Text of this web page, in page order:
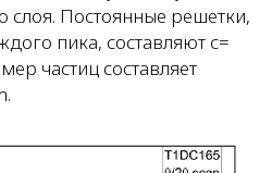
слоя. Постоянные решетки,
пика, составляют c=
частиц составляет